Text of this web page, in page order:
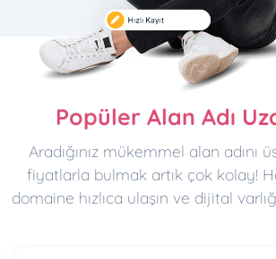
Popüler Alan Adı
Aradığınız mükemmel alan adını
fiyatlarla bulmak artık çok kolay!
domaine hızlıca ulaşın ve dijital